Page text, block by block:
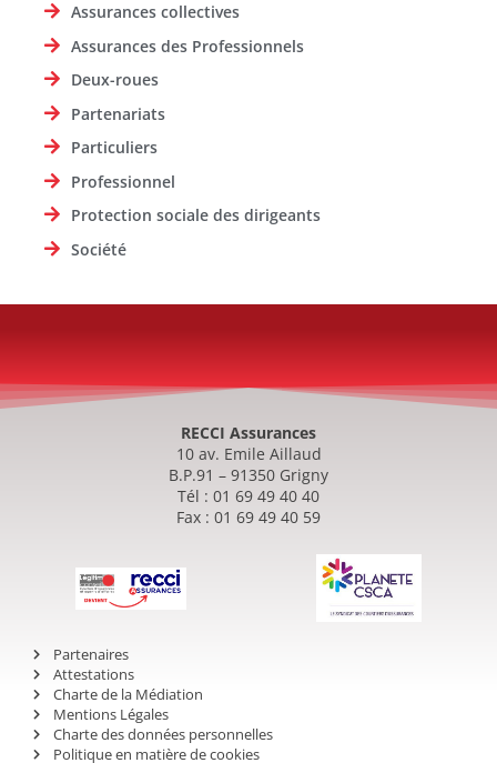
Assurances collectives
Assurances des Professionnels
Deux-roues
Partenariats
Particuliers
Professionnel
Protection sociale des dirigeants
Société
RECCI Assurances
10 av. Emile Aillaud
B.P.91 – 91350 Grigny
Tél : 01 69 49 40 40
Fax : 01 69 49 40 59
Partenaires
Attestations
Charte de la Médiation
Mentions Légales
Charte des données personnelles
Politique en matière de cookies